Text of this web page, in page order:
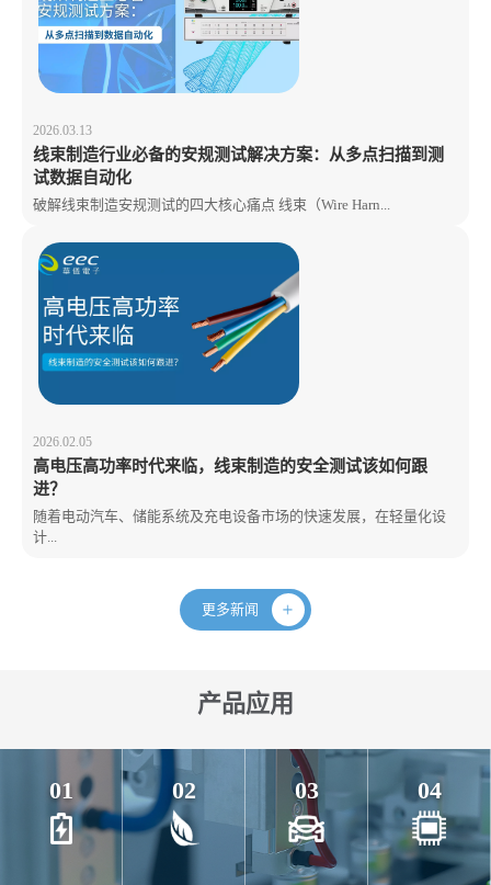
2026.03.13
线束制造行业必备的安规测试解决方案：从多点扫描到测
试数据自动化
破解线束制造安规测试的四大核心痛点 线束（Wire Harn...
2026.02.05
高电压高功率时代来临，线束制造的安全测试该如何跟
进？
随着电动汽车、储能系统及充电设备市场的快速发展，在轻量化设
计...
更多新闻
产品应用
01 02 03 04